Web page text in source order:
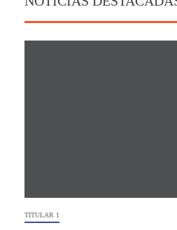
TITULAR 1